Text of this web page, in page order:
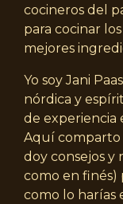
cocineros del
para cocinar
mejores
Yo soy Jani
nórdica y
de experiencia
Aquí comparto
doy consejos y
como en finés)
como lo harías